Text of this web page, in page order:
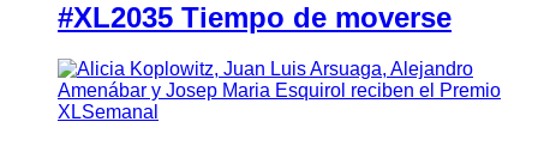
#XL2035 Tiempo de moverse